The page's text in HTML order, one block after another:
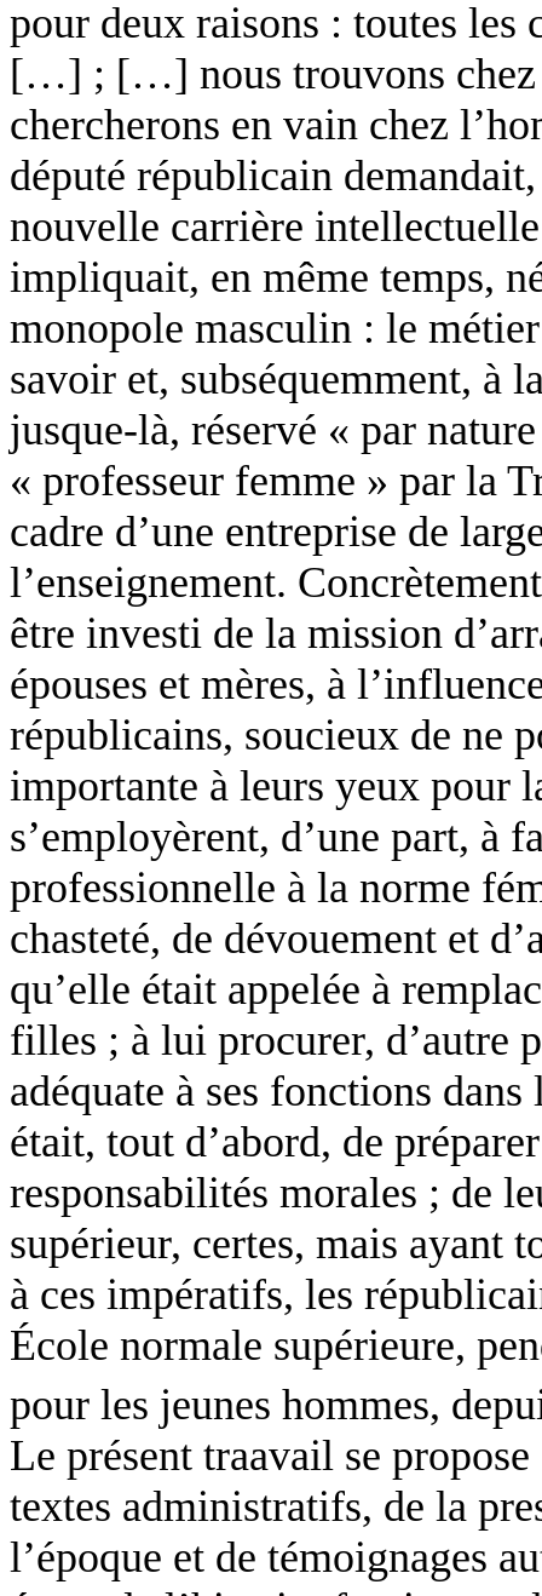
pour deux raisons : toutes les
[…] ; […] nous trouvons chez
chercherons en vain chez
député républicain
nouvelle carrière
impliquait, en même temps,
monopole masculin : le
savoir et, subséquemment, à
jusque-là, réservé « par
« professeur femme » par la
cadre d’une entreprise de
l’enseignement.
être investi de la mission
épouses et mères, à
républicains, soucieux de ne
importante à leurs yeux pour
s’employèrent, d’une part, à
professionnelle à la norme
chasteté, de dévouement et
qu’elle était appelée à
filles ; à lui procurer, d’autre
adéquate à ses fonctions
était, tout d’abord, de
responsabilités morales ; de
supérieur, certes, mais ayant
à ces impératifs, les
École normale supérieure,
pour les jeunes hommes,
Le présent traavail se
textes administratifs, de la
l’époque et de témoignages